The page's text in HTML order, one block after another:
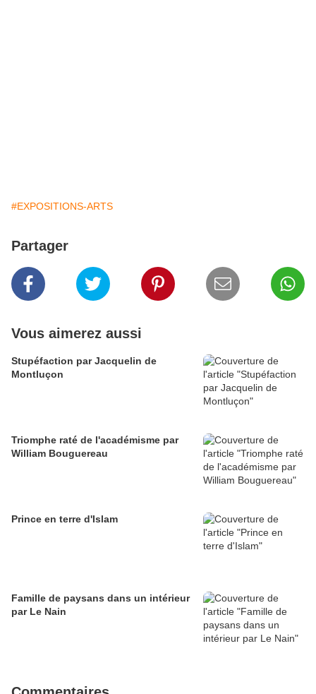
#EXPOSITIONS-ARTS
Partager
Vous aimerez aussi
Stupéfaction par Jacquelin de
Montluçon
Triomphe raté de l'académisme par
William Bouguereau
Prince en terre d'Islam
Famille de paysans dans un intérieur
par Le Nain